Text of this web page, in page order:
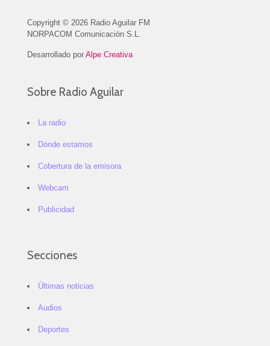
Copyright © 2026 Radio Aguilar FM
NORPACOM Comunicación S.L.
Desarrollado por Alpe Creativa
Sobre Radio Aguilar
La radio
Dónde estamos
Cobertura de la emisora
Webcam
Publicidad
Secciones
Últimas noticias
Audios
Deportes